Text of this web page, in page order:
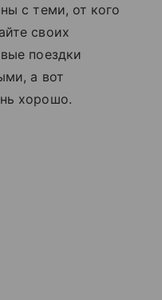
с теми, от кого
своих
поездки
а вот
хорошо.